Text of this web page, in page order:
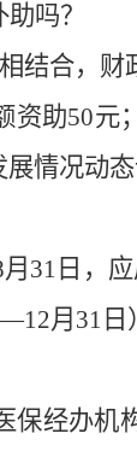
吗？
结合，财
资助50元
情况动态
月 31 日，
—12月 31 日
经办机